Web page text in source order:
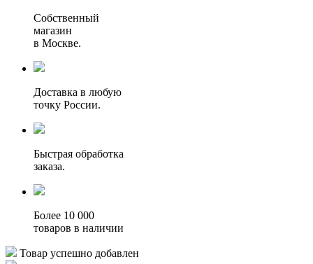
Собственный
магазин
в Москве.
Доставка в любую
точку России.
Быстрая обработка
заказа.
Более 10 000
товаров в наличии
Товар успешно добавлен